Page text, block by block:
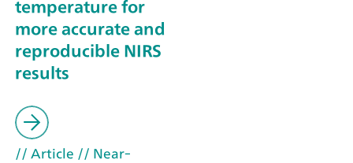
temperature for
more accurate and
reproducible NIRS
results
// Article // Near-